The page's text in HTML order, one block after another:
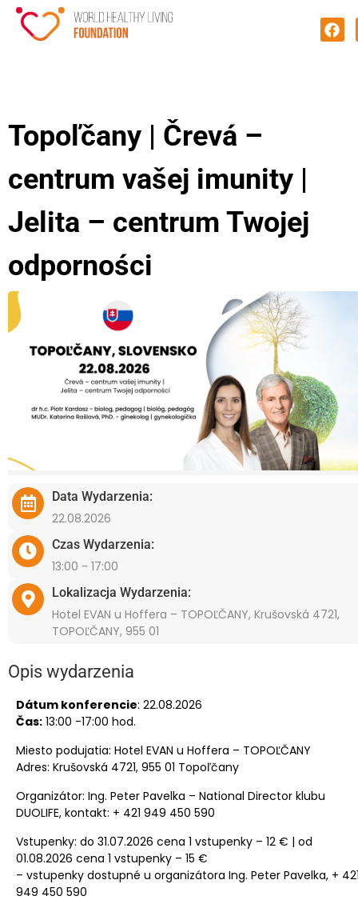
Topoľčany | Črevá –
centrum vašej imunity |
Jelita – centrum Twojej
odporności
Data Wydarzenia:
22.08.2026
Czas Wydarzenia:
13:00 - 17:00
Lokalizacja Wydarzenia:
Hotel EVAN u Hoffera – TOPOĽČANY, Krušovská 4721,
TOPOĽČANY, 955 01
Opis wydarzenia
Dátum konferencie: 22.08.2026
Čas: 13:00 -17:00 hod.
Miesto podujatia: Hotel EVAN u Hoffera – TOPOĽČANY
Adres: Krušovská 4721, 955 01 Topoľčany
Organizátor: Ing. Peter Pavelka – National Director klubu
DUOLIFE, kontakt: + 421 949 450 590
Vstupenky: do 31.07.2026 cena 1 vstupenky – 12 € | od
01.08.2026 cena 1 vstupenky – 15 €
– vstupenky dostupné u organizátora Ing. Peter Pavelka, +
949 450 590